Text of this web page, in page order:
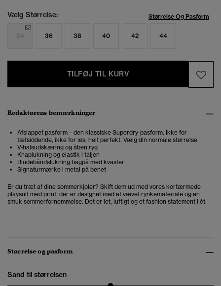
Vælg Størrelse: Størrelse Og Pasform
34 36 38 40 42 44
TILFØJ TIL KURV
Redaktørens bemærkninger
Afslappet pasform – den klassiske Superdry-pasform. Ikke for
tætsiddende, ikke for løs, helt perfekt. Vælg din normale størrelse
V-halsudskæring og åben ryg
Knaplukning og elastik i taljen
Bindebåndslukning bagpå med kvaster
Signaturmærke i metal på benet
Er du træt af dine sommerkjoler? Skift dem ud med vores kortærmede
playsuit med print, der er designet med et vævet rynkemateriale og en
smuk sommerfornemmelse. Det er let, luftigt og et fashion statement i ét.
Størrelse og pasform
Sand til størrelsen